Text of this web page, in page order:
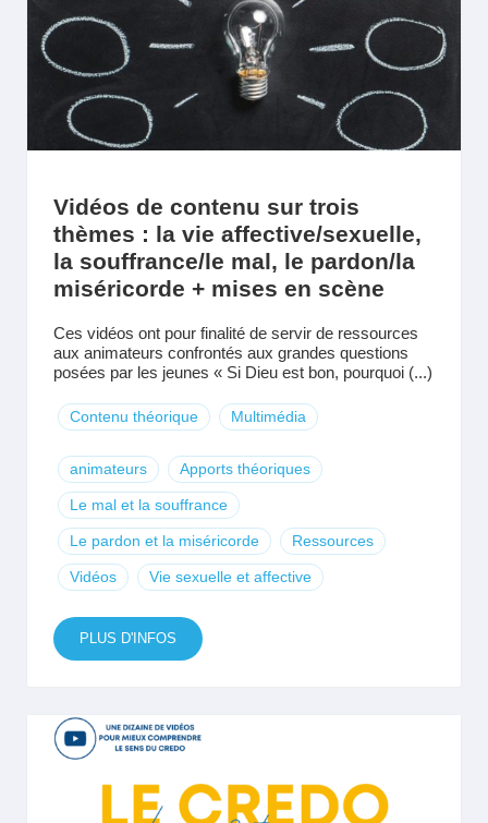
Vidéos de contenu sur trois
thèmes : la vie affective/sexuelle,
la souffrance/le mal, le pardon/la
miséricorde + mises en scène
Ces vidéos ont pour finalité de servir de ressources
aux animateurs confrontés aux grandes questions
posées par les jeunes « Si Dieu est bon, pourquoi (...)
Contenu théorique Multimédia
animateurs Apports théoriques
Le mal et la souffrance
Le pardon et la miséricorde Ressources
Vidéos Vie sexuelle et affective
PLUS D'INFOS